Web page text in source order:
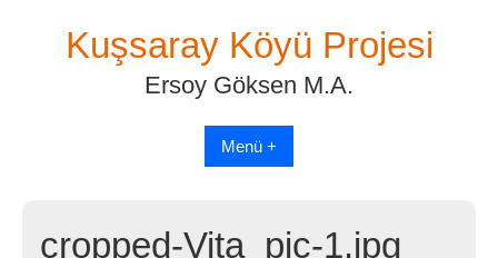
Kuşsaray Köyü Projesi
Ersoy Göksen M.A.
Menü +
cropped-Vita_pic-1.jpg